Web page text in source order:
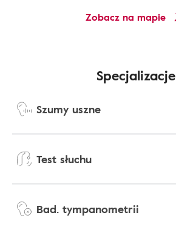
Zobacz na mapie
Specjalizacje
Szumy uszne
Test słuchu
Bad. tympanometrii